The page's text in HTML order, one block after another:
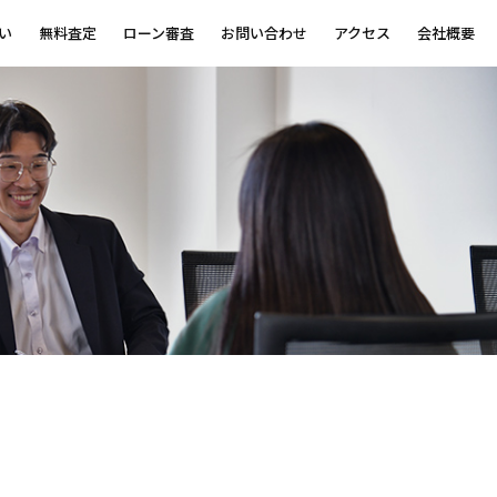
無料査定 ローン審査 お問い合わせ アクセス 会社概要